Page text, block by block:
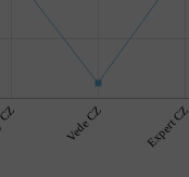
Vede CZ Expert CZ